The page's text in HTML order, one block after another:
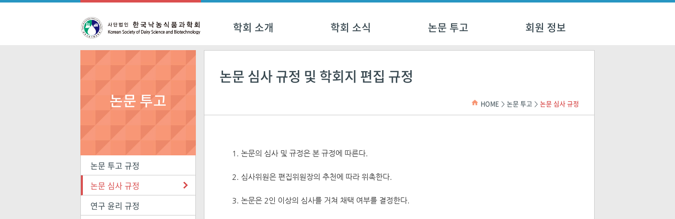
학회 소개 학회 소식 논문 투고 회원 정보
논문 투고
논문 투고 규정
논문 심사 규정
연구 윤리 규정
논문 심사 규정 및 학회지 편집 규정
HOME >논문 투고 >논문 심사 규정
1. 논문의 심사 및 규정은 본 규정에 따른다.
2. 심사위원은 편집위원장의 추천에 따라 위촉한다.
3. 논문은 2인 이상의 심사를 거쳐 채택 여부를 결정한다.